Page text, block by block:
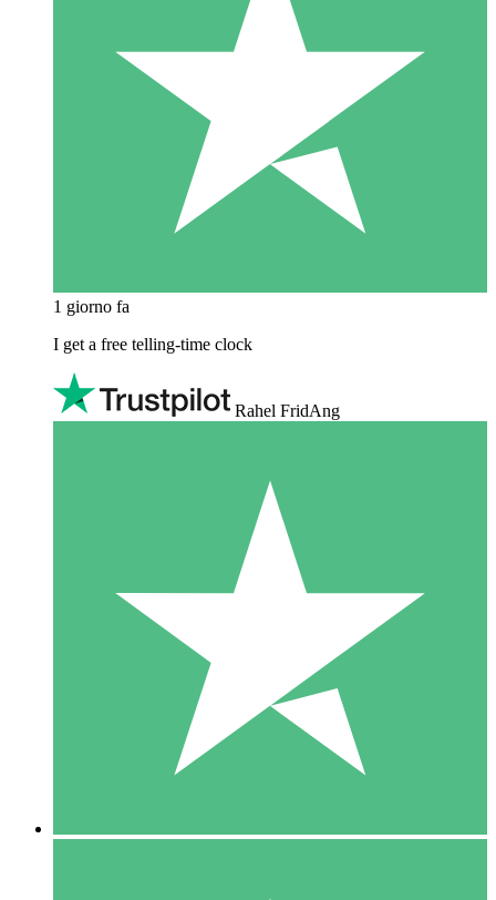
1 giorno fa
I get a free telling-time clock
Rahel FridAng